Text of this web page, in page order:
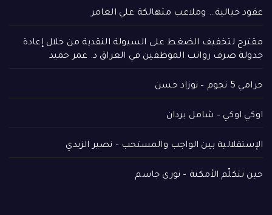
عقود خيالية… وملاعب متهالكة علي العامر
مقترح لتخفيف الضغط على السيولة النقدية من خلال إعادة
جدولة صرف رواتب الموظفين في العراق د. عمر حميد
حرامي 5 نجوم – نوزاد حسن
اوكي اوكي – شامل بردان
الإستقلالية بين الواجب والمستحب – نصير الزيدي
حين تتكلّم الأمكنة – نوري جاسم